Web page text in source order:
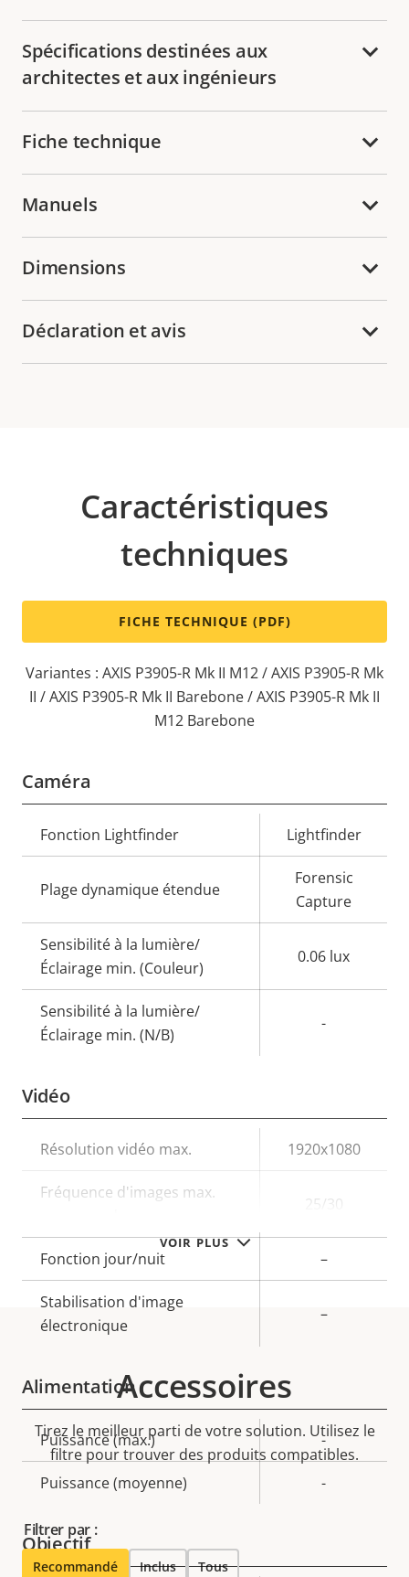
Spécifications destinées aux
architectes et aux ingénieurs
Fiche technique
Manuels
Dimensions
Déclaration et avis
VOIR PLUS
Caractéristiques
techniques
FICHE TECHNIQUE (PDF)
Variantes : AXIS P3905-R Mk II M12 / AXIS P3905-R Mk
II / AXIS P3905-R Mk II Barebone / AXIS P3905-R Mk II
M12 Barebone
Caméra
Description
de la
propriété
Valeur de
la
propriété
Fonction Lightfinder Lightfinder
Plage dynamique étendue
Forensic
Capture
Sensibilité à la lumière/
Éclairage min. (Couleur)
0.06 lux
Sensibilité à la lumière/
Éclairage min. (N/B)
-
Vidéo
Description
propriété
Valeur de
propriété
Résolution vidéo max. 1920x1080
Fréquence d'images max.
25/30
Fonction jour/nuit –
Stabilisation d'image
électronique
–
Alimentation
Description
de la
propriété
Valeur de
la
propriété
Puissance (max.) -
Puissance (moyenne) -
Objectif
Accessoires
Tirez le meilleur parti de votre solution. Utilisez le
filtre pour trouver des produits compatibles.
Filtrer par :
Recommandé Inclus Tous